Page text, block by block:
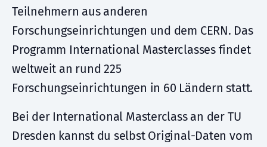
Teilnehmern aus anderen
Forschungseinrichtungen und dem CERN. Das
Programm International Masterclasses findet
weltweit an rund 225
Forschungseinrichtungen in 60 Ländern statt.
Bei der International Masterclass an der TU
Dresden kannst du selbst Original-Daten vom